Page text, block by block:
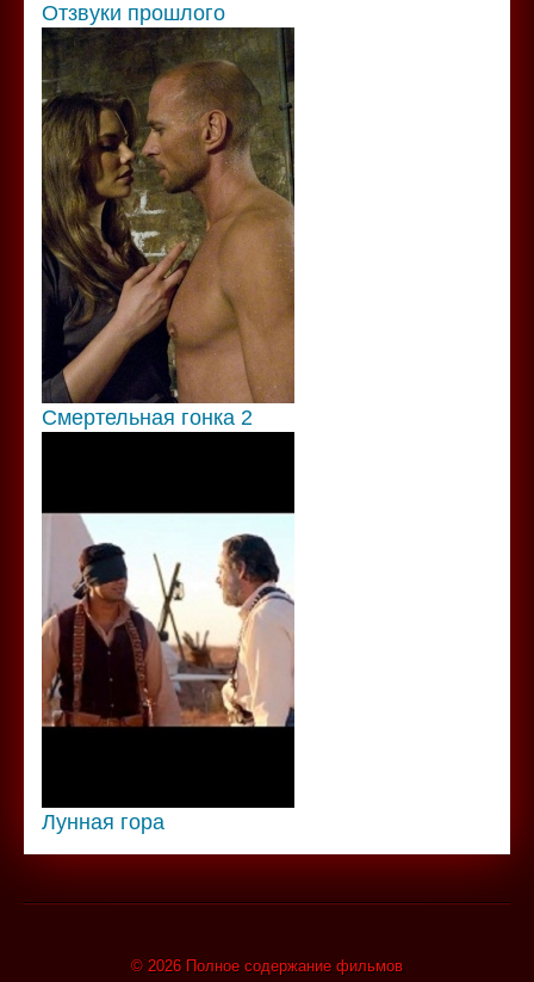
Отзвуки прошлого
Смертельная гонка 2
Лунная гора
© 2026 Полное содержание фильмов